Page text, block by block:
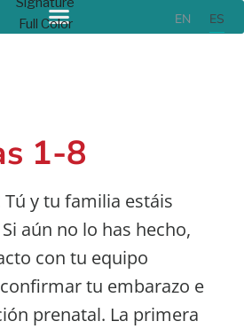
EN ES
1-8
Tú y tu familia estáis
aún no lo has hecho,
con tu equipo
tu embarazo e
prenatal. La primera